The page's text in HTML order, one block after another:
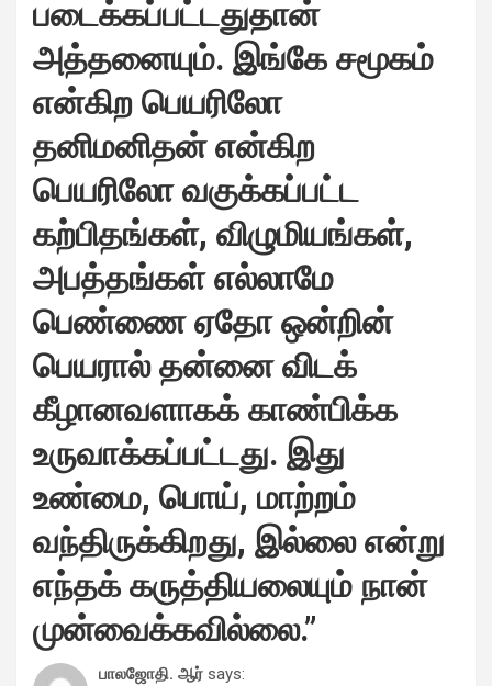
படைக்கப்பட்டதுதான்
அத்தனையும். இங்கே சமூகம்
என்கிற பெயரிலோ
தனிமனிதன் என்கிற
பெயரிலோ வகுக்கப்பட்ட
கற்பிதங்கள், விழுமியங்கள்,
அபத்தங்கள் எல்லாமே
பெண்ணை ஏதோ ஒன்றின்
பெயரால் தன்னை விடக்
கீழானவளாகக் காண்பிக்க
உருவாக்கப்பட்டது. இது
உண்மை, பொய், மாற்றம்
வந்திருக்கிறது, இல்லை என்று
எந்தக் கருத்தியலையும் நான்
முன்வைக்கவில்லை.”
பாலஜோதி. ஆர் says: